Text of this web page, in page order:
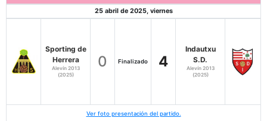
25 abril de 2025, viernes
Sporting de
Herrera
Alevín 2013
(2025)
0 Finalizado 4
Indautxu
S.D.
Alevín 2013
(2025)
Ver foto presentación del partido.